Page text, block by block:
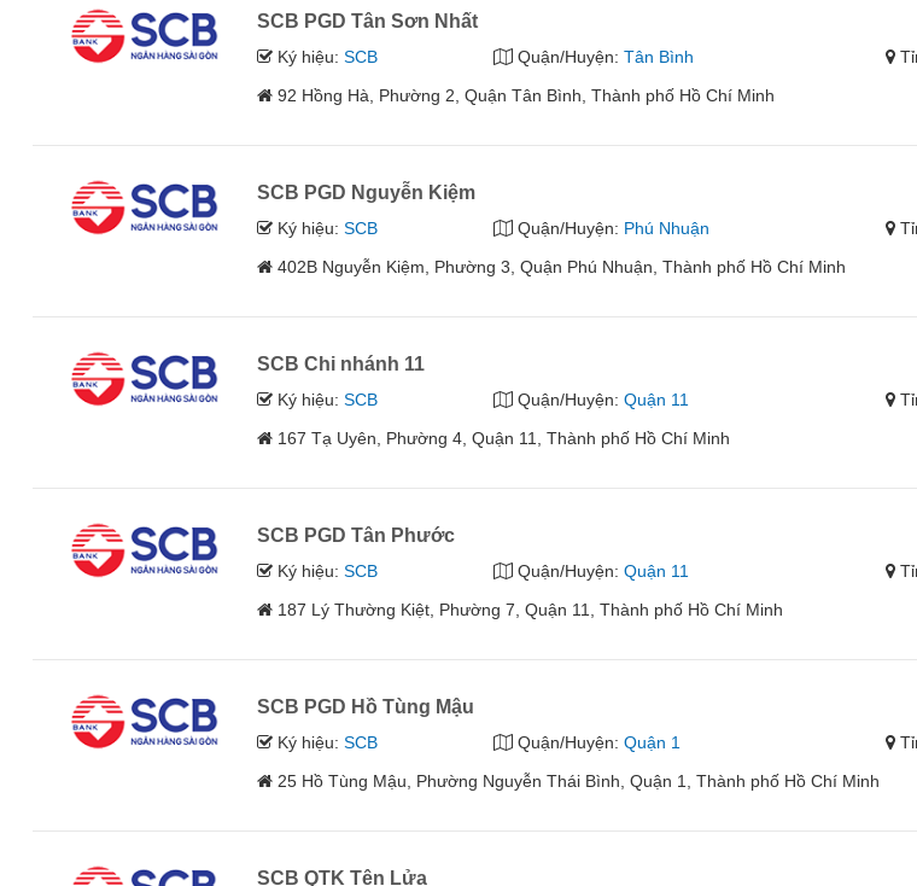
SCB PGD Tân Sơn Nhất
Ký hiệu:SCB Quận/Huyện: Tân Bình
92 Hồng Hà, Phường 2, Quận Tân Bình, Thành phố Hồ Chí Minh
SCB PGD Nguyễn Kiệm
Ký hiệu:SCB Quận/Huyện: Phú Nhuận
402B Nguyễn Kiệm, Phường 3, Quận Phú Nhuận, Thành phố Hồ Chí Minh
SCB Chi nhánh 11
Ký hiệu:SCB Quận/Huyện: Quận 11
167 Tạ Uyên, Phường 4, Quận 11, Thành phố Hồ Chí Minh
SCB PGD Tân Phước
Ký hiệu:SCB Quận/Huyện: Quận 11
187 Lý Thường Kiệt, Phường 7, Quận 11, Thành phố Hồ Chí Minh
SCB PGD Hồ Tùng Mậu
Ký hiệu:SCB Quận/Huyện: Quận 1
25 Hồ Tùng Mậu, Phường Nguyễn Thái Bình, Quận 1, Thành phố Hồ Chí Minh
SCB QTK Tên Lửa